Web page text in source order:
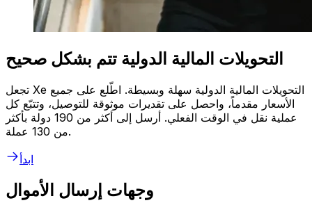
التحويلات المالية الدولية تتم بشكل صحيح
تجعل Xe التحويلات المالية الدولية سهلة وبسيطة. اطّلع على جميع
الأسعار مقدماً، واحصل على تقديرات موثوقة للتوصيل، وتتبّع كل
عملية نقل في الوقت الفعلي. أرسل إلى أكثر من 190 دولة بأكثر
من 130 عملة.
ابدأ
وجهات إرسال الأموال